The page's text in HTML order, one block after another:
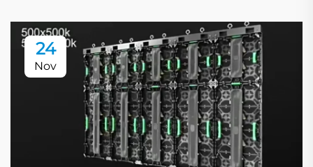
24
Nov